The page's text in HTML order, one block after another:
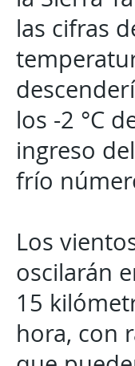
las cifras
los -2 °C
ingreso
frío
Los
oscilarán
15
hora, con